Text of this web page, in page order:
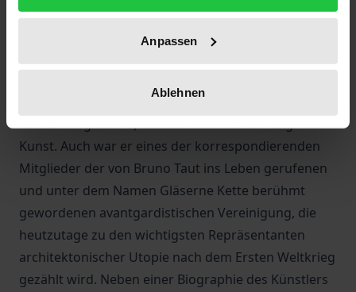
Anpassen
Ablehnen
sich recht universalistisch auf den Feldern der
Architektur, Kunsttheorie, Malerei, Grafik und des
linksradikalen Kölner Avantgarde (DADA Köln,
Kölner Progressive) und dem Institut für religiöse
Kunst. Auch war er eines der korrespondierenden
Mitglieder der von Bruno Taut ins Leben gerufenen
und unter dem Namen Gläserne Kette berühmt
gewordenen avantgardistischen Vereinigung, die
heutzutage zu den wichtigsten Repräsentanten
architektonischer Utopie nach dem Ersten Weltkrieg
gezählt wird. Neben einer Biographie des Künstlers